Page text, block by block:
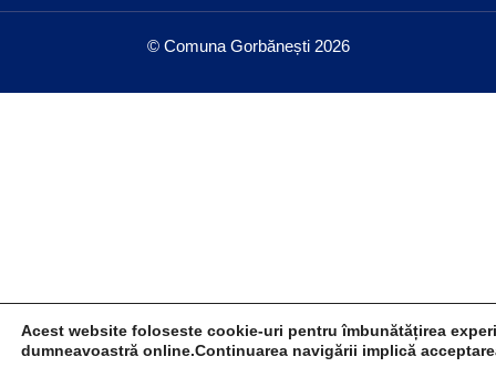
© Comuna Gorbănești 2026
Acest website foloseste cookie-uri pentru îmbunătățirea
dumneavoastră online.Continuarea navigării implică